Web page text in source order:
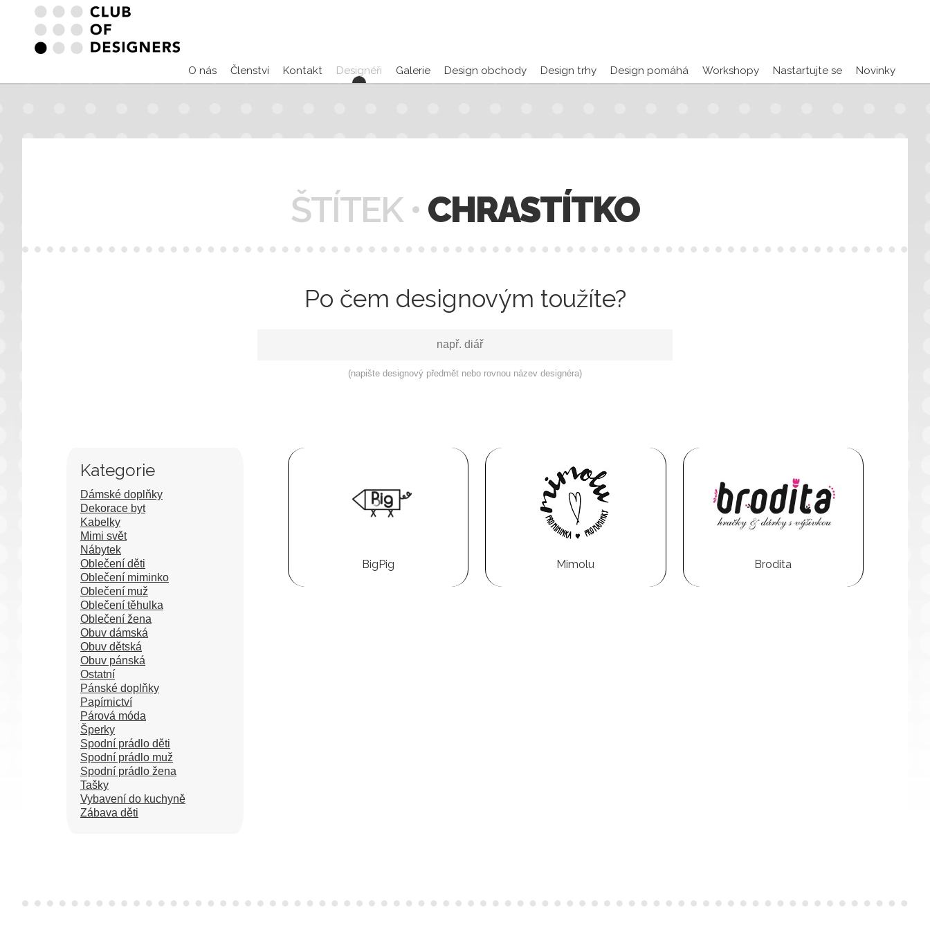
O nás Členství Kontakt Designéři Galerie Design obchody Design trhy Design pomáhá Workshopy Nastartujte se Novinky
ŠTÍTEK • CHRASTÍTKO
Po čem designovým toužíte?
(napište designový předmět nebo rovnou název designéra)
BigPig Mimolu Brodita
Kategorie
Dámské doplňky
Dekorace byt
Kabelky
Mimi svět
Nábytek
Oblečení děti
Oblečení miminko
Oblečení muž
Oblečení těhulka
Oblečení žena
Obuv dámská
Obuv dětská
Obuv pánská
Ostatní
Pánské doplňky
Papírnictví
Párová móda
Šperky
Spodní prádlo děti
Spodní prádlo muž
Spodní prádlo žena
Tašky
Vybavení do kuchyně
Zábava děti